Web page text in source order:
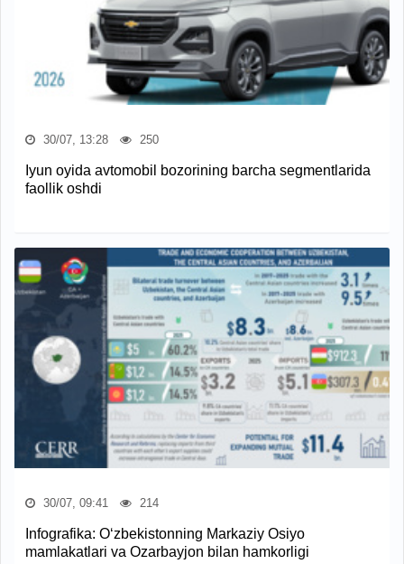
30/07, 13:28 250
Iyun oyida avtomobil bozorining barcha segmentlarida
faollik oshdi
30/07, 09:41 214
Infografika: O‘zbekistonning Markaziy Osiyo
mamlakatlari va Ozarbayjon bilan hamkorligi